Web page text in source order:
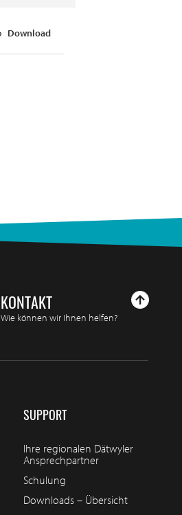
Download
KONTAKT
Wie können wir Ihnen helfen?
SUPPORT
Ihre regionalen Dätwyler
Ansprechpartner
Schulung
Downloads – Übersicht